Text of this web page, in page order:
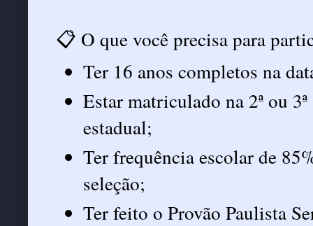
📋 O que você precisa para
Ter 16 anos completos na
Estar matriculado na 2ª ou
estadual;
Ter frequência escolar de
seleção;
Ter feito o Provão Paulista